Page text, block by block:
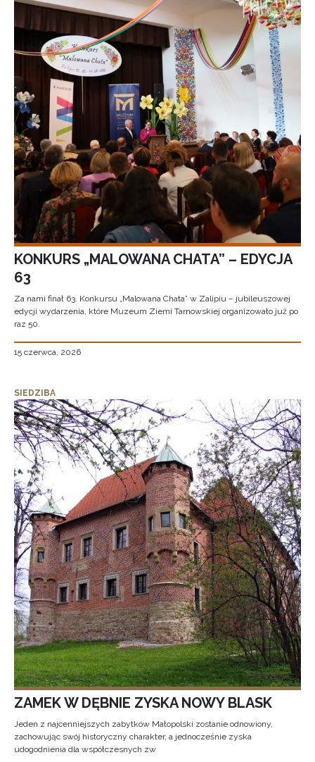
KONKURS „MALOWANA CHATA” – EDYCJA
63
Za nami finał 63. Konkursu „Malowana Chata” w Zalipiu – jubileuszowej
edycji wydarzenia, które Muzeum Ziemi Tarnowskiej organizowało już po
raz 50.
15 czerwca, 2026
SIEDZIBA
ZAMEK W DĘBNIE ZYSKA NOWY BLASK
Jeden z najcenniejszych zabytków Małopolski zostanie odnowiony,
zachowując swój historyczny charakter, a jednocześnie zyska
udogodnienia dla współczesnych zw